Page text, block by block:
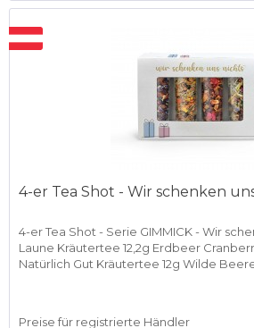
4-er Tea Shot - Wir schenken
4-er Tea Shot - Serie GIMMICK - Wir
Laune Kräutertee 12,2g Erdbeer
Natürlich Gut Kräutertee 12g Wilde
Preise für registrierte Händler